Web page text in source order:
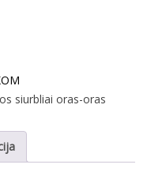
siurbliai oras-oras